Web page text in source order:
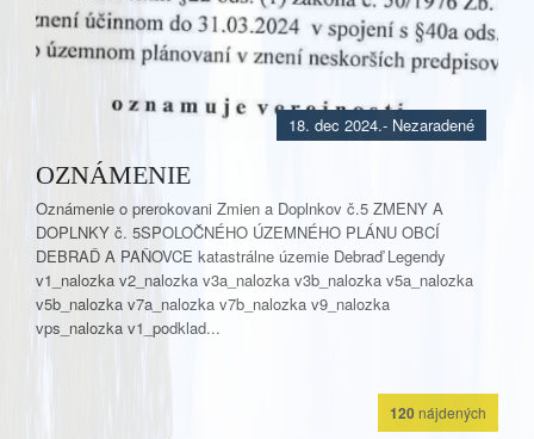
- Nezaradené
18. dec 2024.
OZNÁMENIE
Oznámenie o prerokovani Zmien a Doplnkov č.5 ZMENY A
DOPLNKY č. 5SPOLOČNÉHO ÚZEMNÉHO PLÁNU OBCÍ
DEBRAĎ A PAŇOVCE katastrálne územie Debraď Legendy
v1_nalozka v2_nalozka v3a_nalozka v3b_nalozka v5a_nalozka
v5b_nalozka v7a_nalozka v7b_nalozka v9_nalozka
vps_nalozka v1_podklad...
120 nájdených